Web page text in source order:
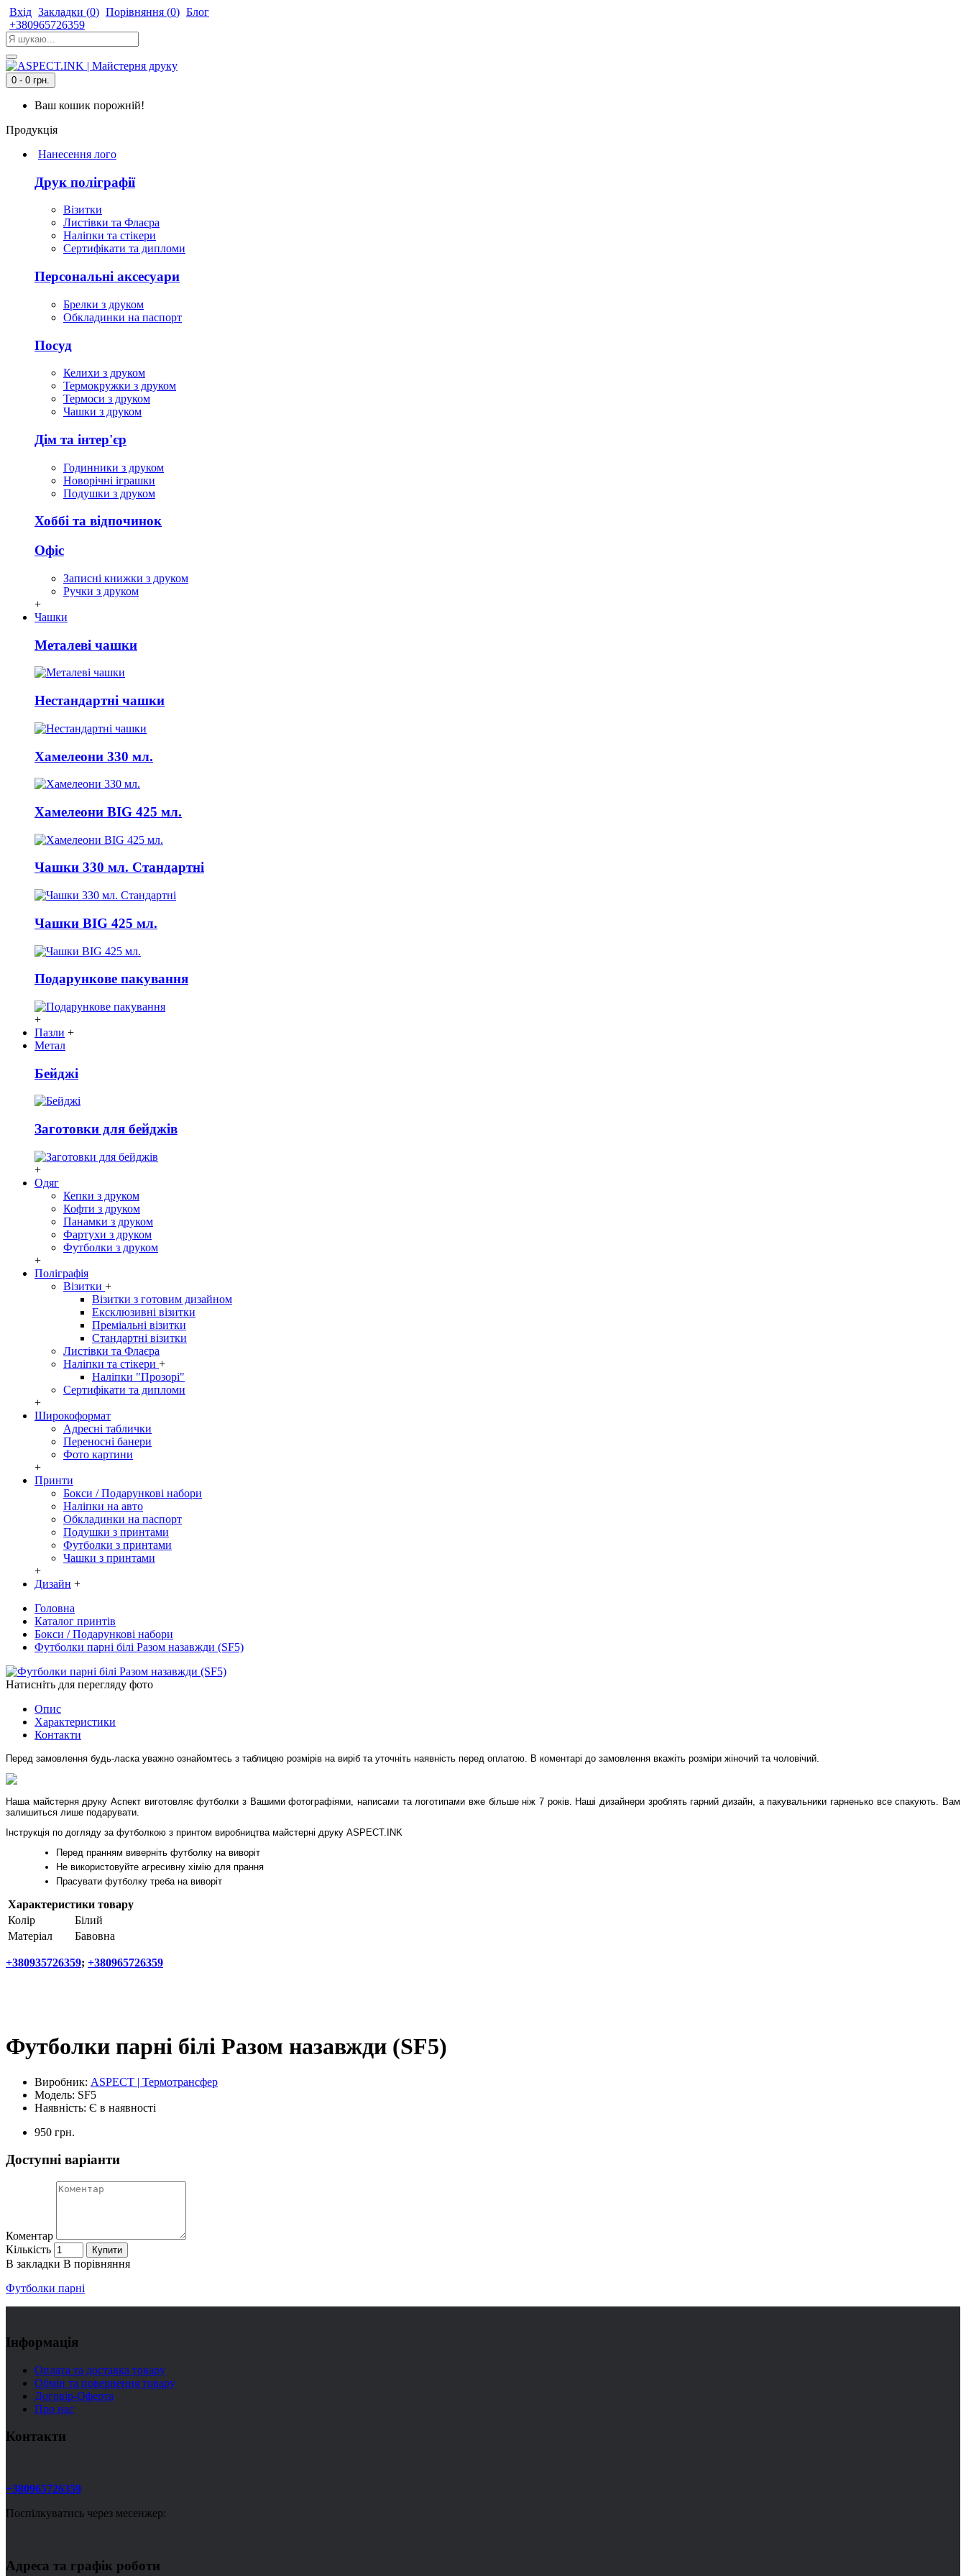
Вхід Закладки (0) Порівняння (0) Блог
+380965726359
0 - 0 грн.
Ваш кошик порожній!
Продукція
Нанесення лого
Друк поліграфії
Візитки
Листівки та Флаєра
Наліпки та стікери
Сертифікати та дипломи
Персональні аксесуари
Брелки з друком
Обкладинки на паспорт
Посуд
Келихи з друком
Термокружки з друком
Термоси з друком
Чашки з друком
Дім та інтер'єр
Годинники з друком
Новорічні іграшки
Подушки з друком
Хоббі та відпочинок
Офіс
Записні книжки з друком
Ручки з друком
+
Чашки
Металеві чашки
Нестандартні чашки
Хамелеони 330 мл.
Хамелеони BIG 425 мл.
Чашки 330 мл. Стандартні
Чашки BIG 425 мл.
Подарункове пакування
+
Пазли +
Метал
Бейджі
Заготовки для бейджів
+
Одяг
Кепки з друком
Кофти з друком
Панамки з друком
Фартухи з друком
Футболки з друком
+
Поліграфія
Візитки +
Візитки з готовим дизайном
Ексклюзивні візитки
Преміальні візитки
Стандартні візитки
Листівки та Флаєра
Наліпки та стікери +
Наліпки "Прозорі"
Сертифікати та дипломи
+
Широкоформат
Адресні таблички
Переносні банери
Фото картини
+
Принти
Бокси / Подарункові набори
Наліпки на авто
Обкладинки на паспорт
Подушки з принтами
Футболки з принтами
Чашки з принтами
+
Дизайн +
Головна
Каталог принтів
Бокси / Подарункові набори
Футболки парні білі Разом назавжди (SF5)
Натисніть для перегляду фото
Опис
Характеристики
Контакти
Перед замовлення будь-ласка уважно ознайомтесь з таблицею розмірів на виріб та уточніть наявність перед оплатою. В коментарі до замовлення вкажіть розміри жіночий та чоловічий.
Наша майстерня друку Аспект виготовляє футболки з Вашими фотографіями, написами та логотипами вже більше ніж 7 років. Наші дизайнери зроблять гарний дизайн, а пакувальники гарненько все спакують. Вам
залишиться лише подарувати.
Інструкція по догляду за футболкою з принтом виробництва майстерні друку ASPECT.INK
Перед пранням виверніть футболку на виворіт
Не використовуйте агресивну хімію для прання
Прасувати футболку треба на виворіт
Характеристики товару
Колір
Білий
Матеріал
Бавовна
+380935726359; +380965726359
Футболки парні білі Разом назавжди (SF5)
Виробник: ASPECT | Термотрансфер
Модель: SF5
Наявність: Є в наявності
950 грн.
Доступні варіанти
Коментар
Кількість
Купити
В закладки В порівняння
Футболки парні
Інформація
Оплата та доставка товару
Обмін та повернення товару
Договір-Оферта
Про нас
Контакти
+380965726359
Поспілкуватись через месенжер:
Адреса та графік роботи